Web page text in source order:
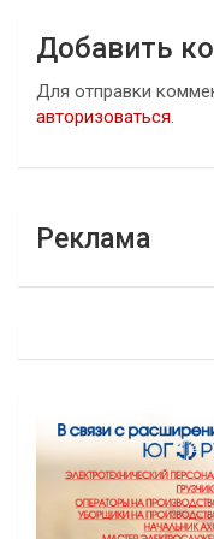
Добавить
Для отправки
авторизоваться.
Реклама